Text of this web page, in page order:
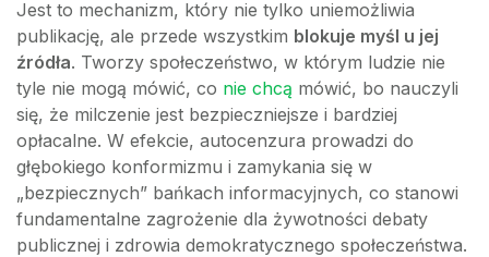
Jest to mechanizm, który nie tylko uniemożliwia
publikację, ale przede wszystkim blokuje myśl u jej
źródła. Tworzy społeczeństwo, w którym ludzie nie
tyle nie mogą mówić, co nie chcą mówić, bo nauczyli
się, że milczenie jest bezpieczniejsze i bardziej
opłacalne. W efekcie, autocenzura prowadzi do
głębokiego konformizmu i zamykania się w
„bezpiecznych” bańkach informacyjnych, co stanowi
fundamentalne zagrożenie dla żywotności debaty
publicznej i zdrowia demokratycznego społeczeństwa.